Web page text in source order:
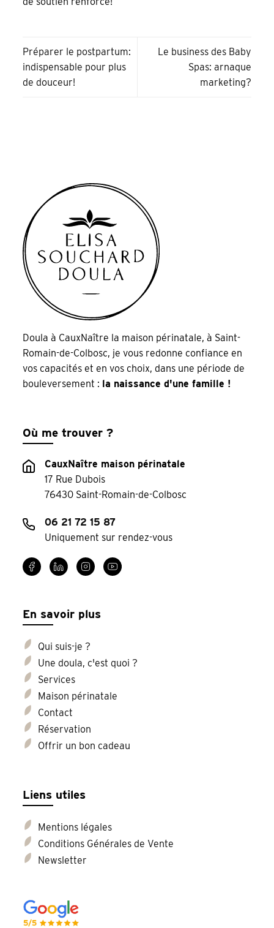
Préparer le postpartum:
indispensable pour plus
de douceur!
Le business des Baby
Spas: arnaque
marketing?
Doula à CauxNaître la maison périnatale, à Saint-
Romain-de-Colbosc, je vous redonne confiance en
vos capacités et en vos choix, dans une période de
bouleversement : la naissance d'une famille !
Où me trouver ?
CauxNaître maison périnatale
17 Rue Dubois
76430 Saint-Romain-de-Colbosc
06 21 72 15 87
Uniquement sur rendez-vous
En savoir plus
Qui suis-je ?
Une doula, c'est quoi ?
Services
Maison périnatale
Contact
Réservation
Offrir un bon cadeau
Liens utiles
Mentions légales
Conditions Générales de Vente
Newsletter